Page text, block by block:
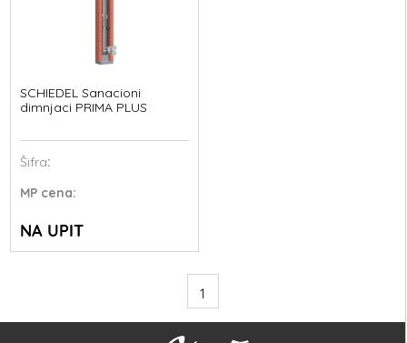
SCHIEDEL Sanacioni
dimnjaci PRIMA PLUS
Šifra:
MP cena:
NA UPIT
1